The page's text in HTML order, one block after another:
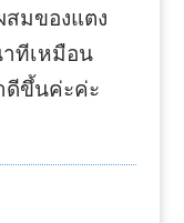
มของแตง
ทีเหมือน
ดีขึ้นค่ะค่ะ